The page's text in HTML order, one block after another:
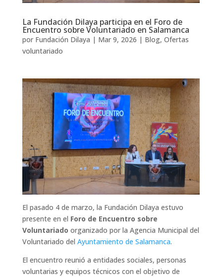
La Fundación Dilaya participa en el Foro de
Encuentro sobre Voluntariado en Salamanca
por Fundación Dilaya | Mar 9, 2026 | Blog, Ofertas
voluntariado
El pasado 4 de marzo, la Fundación Dilaya estuvo
presente en el Foro de Encuentro sobre
Voluntariado organizado por la Agencia Municipal del
Voluntariado del Ayuntamiento de Salamanca.
El encuentro reunió a entidades sociales, personas
voluntarias y equipos técnicos con el objetivo de